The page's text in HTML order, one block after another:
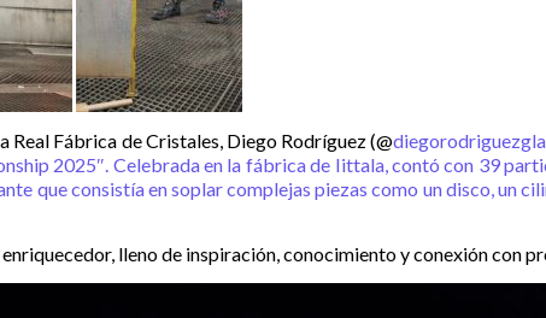
Real Fábrica de Cristales, Diego Rodríguez (@
2025″. Celebrada en la fábrica de Iittala, contó con 39
que consistía en soplar complejas piezas como un disco, un
lleno de inspiración, conocimiento y conexión con